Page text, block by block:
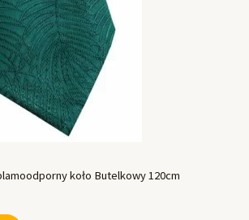
koło Butelkowy 120cm